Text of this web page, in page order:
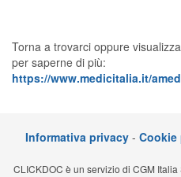
Prenotazioni
Planner e rubrica
Teleconsulto
Torna a trovarci oppure
per saperne di più:
https://www.medicitalia.it/
Informativa privacy -
CLICKDOC è un servizio di CGM